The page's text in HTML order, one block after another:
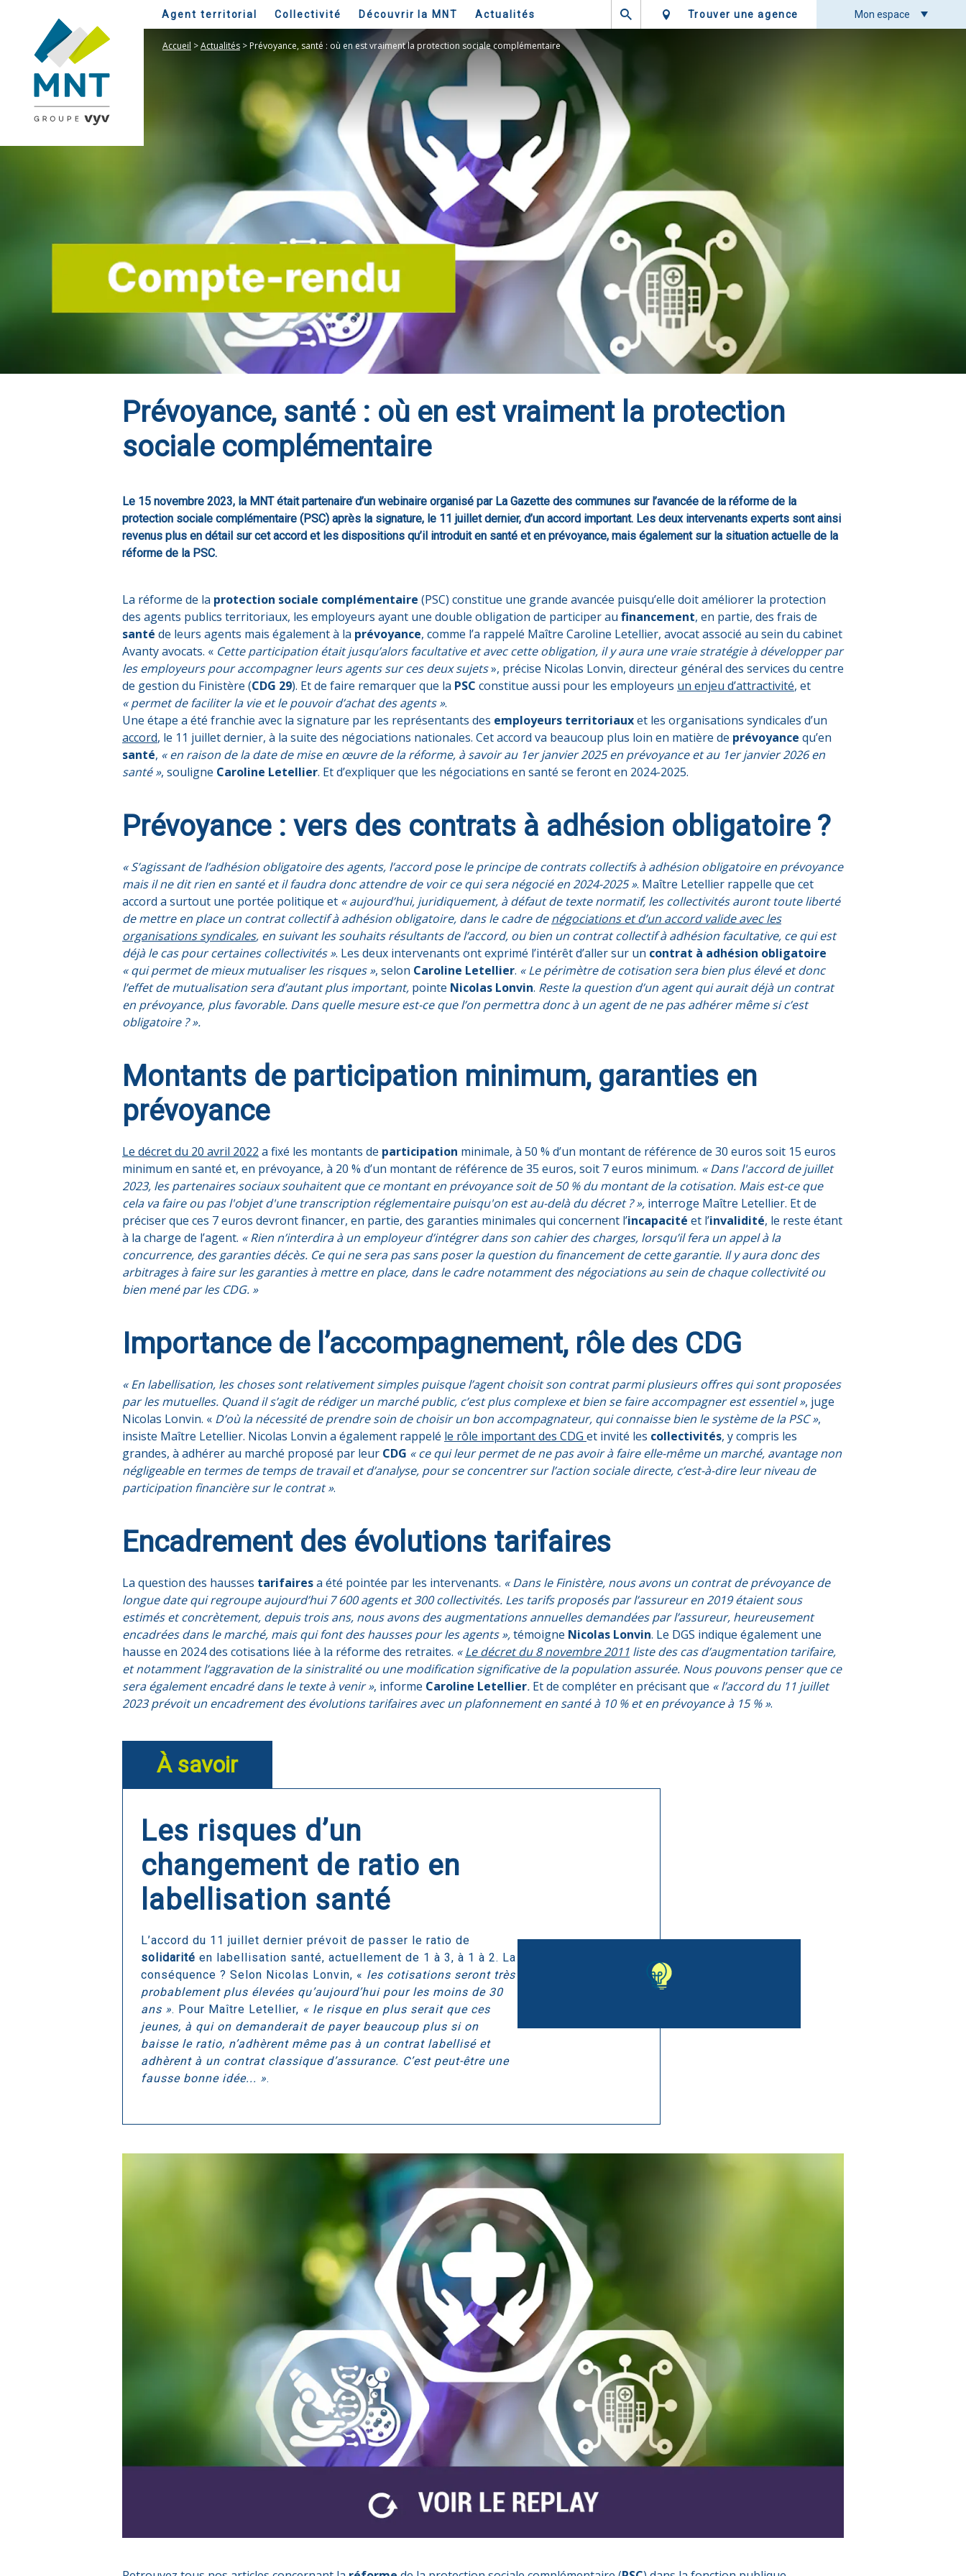
Agent territorial Collectivité Découvrir la MNT Actualités Trouver une agence Mon espace
Accueil >Actualités >Prévoyance, santé : où en est vraiment la protection sociale complémentaire
Prévoyance, santé : où en est vraiment la protection
sociale complémentaire
Le 15 novembre 2023, la MNT était partenaire d’un webinaire organisé par La Gazette des communes sur l’avancée de la réforme de la
protection sociale complémentaire (PSC) après la signature, le 11 juillet dernier, d’un accord important. Les deux intervenants experts sont ainsi
revenus plus en détail sur cet accord et les dispositions qu’il introduit en santé et en prévoyance, mais également sur la situation actuelle de la
réforme de la PSC.
La réforme de la protection sociale complémentaire (PSC) constitue une grande avancée puisqu’elle doit améliorer la protection
des agents publics territoriaux, les employeurs ayant une double obligation de participer au financement, en partie, des frais de
santé de leurs agents mais également à la prévoyance, comme l’a rappelé Maître Caroline Letellier, avocat associé au sein du cabinet
Avanty avocats. « Cette participation était jusqu’alors facultative et avec cette obligation, il y aura une vraie stratégie à développer par
les employeurs pour accompagner leurs agents sur ces deux sujets», précise Nicolas Lonvin, directeur général des services du centre
de gestion du Finistère (CDG 29). Et de faire remarquer que la PSC constitue aussi pour les employeurs un enjeu d’attractivité, et
« permet de faciliter la vie et le pouvoir d’achat des agents ».
Une étape a été franchie avec la signature par les représentants des employeurs territoriauxet les organisations syndicales d’un
accord, le 11 juillet dernier, à la suite des négociations nationales. Cet accord va beaucoup plus loin en matière de prévoyance qu’en
santé, « en raison de la date de mise en œuvre de la réforme, à savoir au 1er janvier 2025 en prévoyance et au 1er janvier 2026 en
santé », souligne Caroline Letellier. Et d’expliquer que les négociations en santé se feront en 2024-2025.
Prévoyance : vers des contrats à adhésion obligatoire ?
« S’agissant de l’adhésion obligatoire des agents, l’accord pose le principe de contrats collectifs à adhésion obligatoire en prévoyance
mais il ne dit rien en santé et il faudra donc attendre de voir ce qui sera négocié en 2024-2025 ». Maître Letellier rappelle que cet
accord a surtout une portée politique et « aujourd’hui, juridiquement, à défaut de texte normatif, les collectivités auront toute liberté
de mettre en place un contrat collectif à adhésion obligatoire, dans le cadre denégociations et d’un accord valide avec les
organisations syndicales, en suivant les souhaits résultants de l’accord, ou bien un contrat collectif à adhésion facultative, ce qui est
déjà le cas pour certaines collectivités ». Les deux intervenants ont exprimé l’intérêt d’aller sur un contrat à adhésion obligatoire
« qui permet de mieux mutualiser les risques », selon Caroline Letellier. « Le périmètre de cotisation sera bien plus élevé et donc
l’effet de mutualisation sera d’autant plus important, pointe Nicolas Lonvin. Reste la question d’un agent qui aurait déjà un contrat
en prévoyance, plus favorable. Dans quelle mesure est-ce que l’on permettra donc à un agent de ne pas adhérer même si c’est
obligatoire ? ».
Montants de participation minimum, garanties en
prévoyance
Le décret du 20 avril 2022 a fixé les montants de participation minimale, à 50 % d’un montant de référence de 30 euros soit 15 euros
minimum en santé et, en prévoyance, à 20 % d’un montant de référence de 35 euros, soit 7 euros minimum. « Dans l'accord de juillet
2023, les partenaires sociaux souhaitent que ce montant en prévoyance soit de 50 % du montant de la cotisation. Mais est-ce que
cela va faire ou pas l'objet d'une transcription réglementaire puisqu'on est au-delà du décret ? », interroge Maître Letellier. Et de
préciser que ces 7 euros devront financer, en partie, des garanties minimales qui concernent l’incapacité et l’invalidité, le reste étant
à la charge de l’agent. « Rien n’interdira à un employeur d’intégrer dans son cahier des charges, lorsqu’il fera un appel à la
concurrence, des garanties décès. Ce qui ne sera pas sans poser la question du financement de cette garantie. Il y aura donc des
arbitrages à faire sur les garanties à mettre en place, dans le cadre notamment des négociations au sein de chaque collectivité ou
bien mené par les CDG. »
Importance de l’accompagnement, rôle des CDG
« En labellisation, les choses sont relativement simples puisque l’agent choisit son contrat parmi plusieurs offres qui sont proposées
par les mutuelles. Quand il s’agit de rédiger un marché public, c’est plus complexe et bien se faire accompagner est essentiel », juge
Nicolas Lonvin. « D’où la nécessité de prendre soin de choisir un bon accompagnateur, qui connaisse bien le système de la PSC »,
insiste Maître Letellier. Nicolas Lonvin a également rappelé le rôle important des CDG et invité les collectivités, y compris les
grandes, à adhérer au marché proposé par leur CDG « ce qui leur permet de ne pas avoir à faire elle-même un marché, avantage non
négligeable en termes de temps de travail et d’analyse, pour se concentrer sur l’action sociale directe, c’est-à-dire leur niveau de
participation financière sur le contrat ».
Encadrement des évolutions tarifaires
La question des hausses tarifairesa été pointée par les intervenants. « Dans le Finistère, nous avons un contrat de prévoyance de
longue date qui regroupe aujourd’hui 7 600 agents et 300 collectivités. Les tarifs proposés par l’assureur en 2019 étaient sous
estimés et concrètement, depuis trois ans, nous avons des augmentations annuelles demandées par l’assureur, heureusement
encadrées dans le marché, mais qui font des hausses pour les agents »,témoigne Nicolas Lonvin. Le DGS indique également une
hausse en 2024 des cotisations liée à la réforme des retraites. «Le décret du 8 novembre 2011 liste des cas d’augmentation tarifaire,
et notamment l’aggravation de la sinistralité ou une modification significative de la population assurée. Nous pouvons penser que ce
sera également encadré dans le texte à venir », informe Caroline Letellier. Et de compléter en précisant que « l’accord du 11 juillet
2023 prévoit un encadrement des évolutions tarifaires avec un plafonnement en santé à 10 % et en prévoyance à 15 % ».
À savoir
Les risques d’un
changement de ratio en
labellisation santé
L’accord du 11 juillet dernier prévoit de passer le ratio de
solidarité en labellisation santé, actuellement de 1 à 3, à 1 à 2. La
conséquence ? Selon Nicolas Lonvin, « les cotisations seront très
probablement plus élevées qu’aujourd’hui pour les moins de 30
ans ». Pour Maître Letellier, « le risque en plus serait que ces
jeunes, à qui on demanderait de payer beaucoup plus si on
baisse le ratio, n’adhèrent même pas à un contrat labellisé et
adhèrent à un contrat classique d’assurance. C’est peut-être une
fausse bonne idée... ».